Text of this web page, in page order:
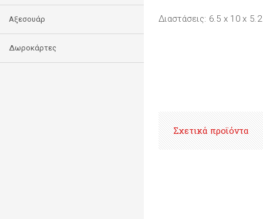
Αξεσουάρ
Δωροκάρτες
Διαστάσεις: 6.5 x 10 x
Σχετικά προϊόντα